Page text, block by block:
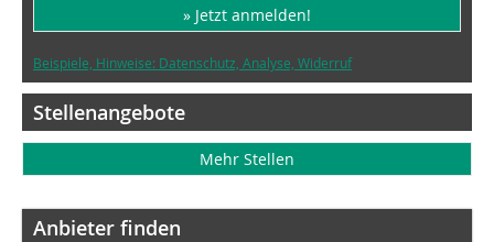
» Jetzt anmelden!
Beispiele, Hinweise: Datenschutz, Analyse, Widerruf
Stellenangebote
Mehr Stellen
Anbieter finden